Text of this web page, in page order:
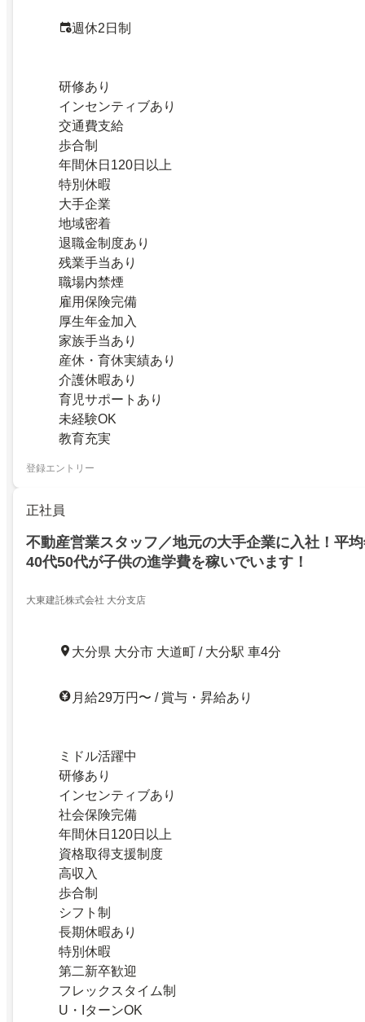
週休2日制
研修あり
インセンティブあり
交通費支給
歩合制
年間休日120日以上
特別休暇
大手企業
地域密着
退職金制度あり
残業手当あり
職場内禁煙
雇用保険完備
厚生年金加入
家族手当あり
産休・育休実績あり
介護休暇あり
育児サポートあり
未経験OK
教育充実
登録エントリー
正社員
不動産営業スタッフ／地元の大手企業に入社！平
40代50代が子供の進学費を稼いでいます！
大東建託株式会社 大分支店
大分県 大分市 大道町 / 大分駅 車4分
月給29万円〜 / 賞与・昇給あり
ミドル活躍中
研修あり
インセンティブあり
社会保険完備
年間休日120日以上
資格取得支援制度
高収入
歩合制
シフト制
長期休暇あり
特別休暇
第二新卒歓迎
フレックスタイム制
U・IターンOK